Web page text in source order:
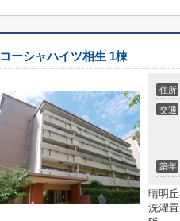
コーシャハイツ相生 1棟
住所
交通
築年
晴明
洗濯